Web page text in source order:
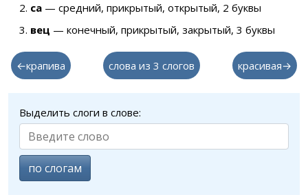
са — средний, прикрытый, открытый, 2 буквы
вец — конечный, прикрытый, закрытый, 3 буквы
←крапива слова из 3 слогов красивая→
Выделить слоги в слове:
по слогам